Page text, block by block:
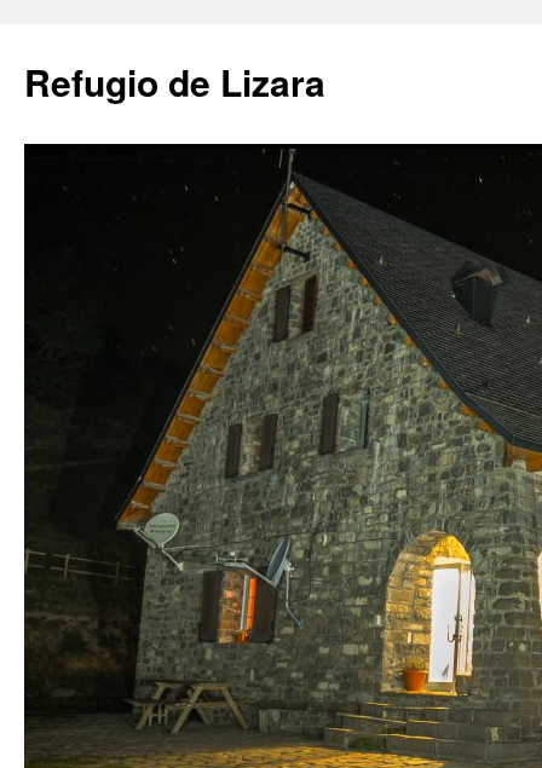
contenido
Refugio de Lizara